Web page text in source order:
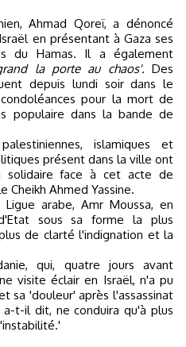
Ahmad Qoreï, a dénoncé
en présentant à Gaza ses
du Hamas. Il a également
la porte au chaos'.Des
depuis lundi soir dans le
pour la mort de
populaire dans la bande de
islamiques et
présent dans la ville ont
solidaire face à cet acte de
Ahmed Yassine.
arabe, Amr Moussa, en
sous sa forme la plus
de clarté l'indignation et la
qui, quatre jours avant
visite éclair en Israël, n'a pu
sa 'douleur' après l'assassinat
a-t-il dit, ne conduira qu'à plus